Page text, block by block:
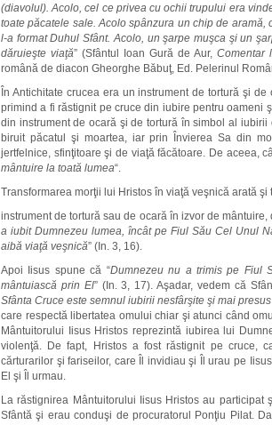
(diavolul). Acolo, cel ce privea cu ochii trupului era
toate păcatele sale. Acolo spânzura un chip de
l-a format Duhul Sfânt. Acolo, un şarpe muşca şi un
dăruieşte viaţă” (Sfântul Ioan Gură de Aur,Comentar
română de diacon Gheorghe Băbuţ, Ed. Pelerinul
În Antichitate crucea era un instrument de tortură şi
primind a fi răstignit pe cruce din iubire pentru oameni
din instrument de ocară şi de tortură în simbol al
biruit păcatul şi moartea, iar prin Învierea Sa din
jertfelnice, sfinţitoare şi de viaţă făcătoare. De aceea,
mântuire la toată lumea“.
Transformarea morţii lui Hristos în viaţă veşnică arată şi
instrument de tortură sau de ocară în izvor de
a iubit Dumnezeu lumea, încât pe Fiul Său Cel Unul
aibă viaţă veşnică” (In. 3, 16).
Apoi Iisus spune că “Dumnezeu nu a trimis pe Fiul
mântuiască prin El” (In. 3, 17). Aşadar, vedem că
Sfânta Cruce este semnul iubirii nesfârşite şi mai
care respectă libertatea omului chiar şi atunci când
Mântuitorului Iisus Hristos reprezintă iubirea lui
violenţă. De fapt, Hristos a fost răstignit pe cruce,
cărturarilor şi fariseilor, care Îl invidiau şi Îl urau pe
El şi Îl urmau.
La răstignirea Mântuitorului Iisus Hristos au
Sfântă şi erau conduşi de procuratorul Ponţiu Pilat.